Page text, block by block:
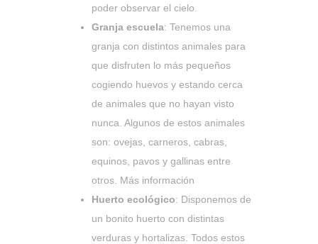
poder observar el cielo.
Granja escuela: Tenemos una
granja con distintos animales para
que disfruten lo más pequeños
cogiendo huevos y estando cerca
de animales que no hayan visto
nunca. Algunos de estos animales
son: ovejas, carneros, cabras,
equinos, pavos y gallinas entre
otros. Más información
Huerto ecológico: Disponemos de
un bonito huerto con distintas
verduras y hortalizas. Todos estos